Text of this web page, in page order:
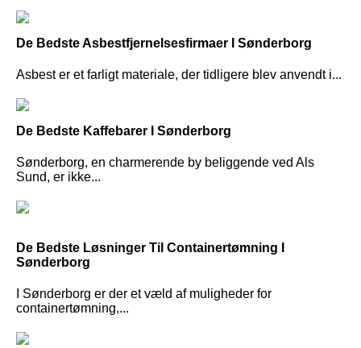
De Bedste Asbestfjernelsesfirmaer I Sønderborg
Asbest er et farligt materiale, der tidligere blev anvendt i...
De Bedste Kaffebarer I Sønderborg
Sønderborg, en charmerende by beliggende ved Als
Sund, er ikke...
De Bedste Løsninger Til Containertømning I
Sønderborg
I Sønderborg er der et væld af muligheder for
containertømning,...